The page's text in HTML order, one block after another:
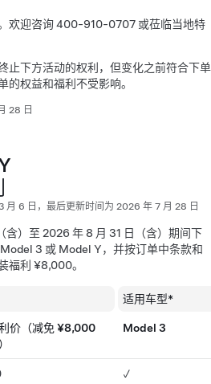
欢迎咨询 400-910-0707 或莅临当地特
止下方活动的权利，但变化之前符合下单
的权益和福利不受影响。
28 日
月 6 日，最后更新时间为 2026 年 7 月 28 日
含）至 2026 年 8 月 31 日（含）期间下
3 或 Model Y，并按订单中条款和
福利 ¥8,000。
适用车型*
价（减免 ¥8,000
Model 3
✓